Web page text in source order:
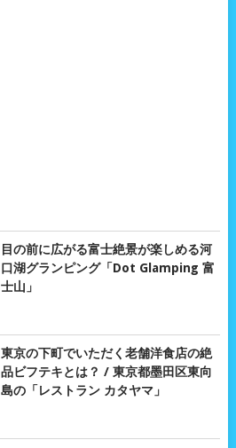
目の前に広がる富士絶景が楽しめる河
口湖グランピング「Dot Glamping 富
士山」
東京の下町でいただく老舗洋食店の絶
品ビフテキとは？ / 東京都墨田区東向
島の「レストラン カタヤマ」